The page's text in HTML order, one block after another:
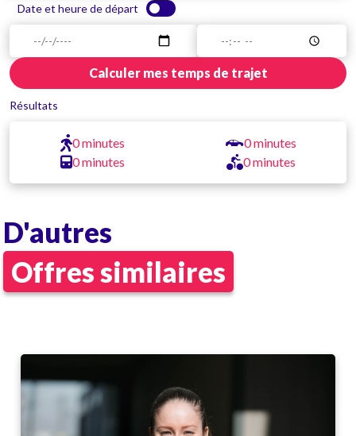
Date et heure de départ
Calculer mes temps de trajet
Résultats
0 minutes
0 minutes
0 minutes
0 minutes
D'autres
Offres similaires